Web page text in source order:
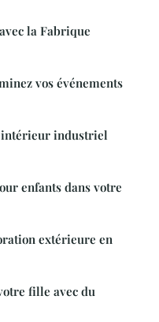
la Fabrique
vos événements
intérieur industriel
enfants dans votre
extérieure en
fille avec du